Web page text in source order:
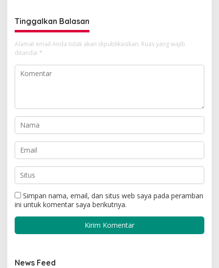
Tinggalkan Balasan
Alamat email Anda tidak akan dipublikasikan. Ruas yang wajib
ditandai *
Simpan nama, email, dan situs web saya pada peramban
ini untuk komentar saya berikutnya.
News Feed